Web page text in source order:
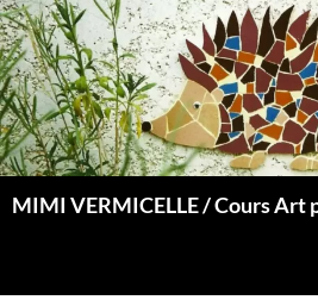
Aller
au
contenu